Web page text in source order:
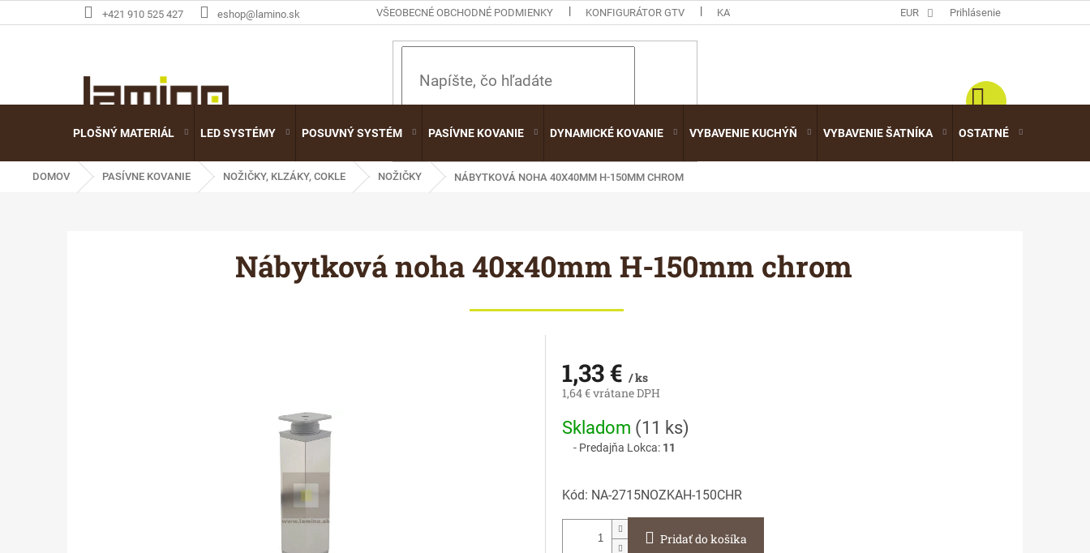
na
+421 910 525 427 eshop@lamino.sk VŠEOBECNÉ OBCHODNÉ PODMIENKY KONFIGURÁTOR GTV KATALÓGY EUR Prihlásenie
HĽADAŤ
PLOŠNÝ MATERIÁL LED SYSTÉMY POSUVNÝ SYSTÉM PASÍVNE KOVANIE DYNAMICKÉ KOVANIE VYBAVENIE KUCHÝŇ VYBAVENIE ŠATNÍKA OSTATNÉ
DOMOV PASÍVNE KOVANIE NOŽIČKY, KLZÁKY, COKLE NOŽIČKY NÁBYTKOVÁ NOHA 40X40MM H-150MM CHROM
Nábytková noha 40x40mm H-150mm chrom
1,33 € / ks
1,64 € vrátane DPH
Jednotková
cena:
Skladom (11 ks)
Predajňa Lokca: 11
Kód: NA-2715NOZKAH-150CHR
Pridať do košíka